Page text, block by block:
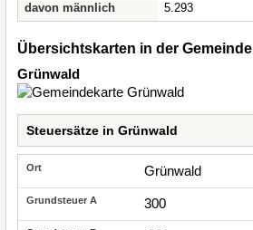
davon männlich
5.293
Übersichtskarten in der Gemeinde
Grünwald
Steuersätze in Grünwald
Grünwald
300